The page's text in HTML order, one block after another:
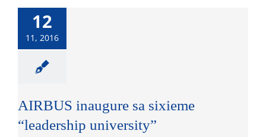
12
11, 2016
AIRBUS inaugure sa sixieme
“leadership university”